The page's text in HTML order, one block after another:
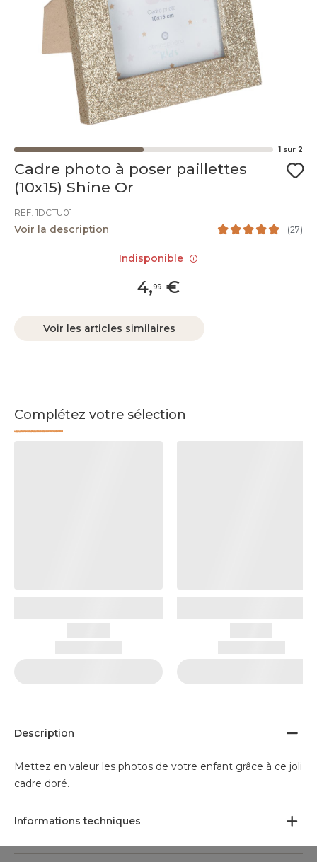
1 sur 2
Cadre photo à poser paillettes
(10x15) Shine Or
REF. 1DCTU01
Voir la description (27)
4,99 €
Voir les articles similaires
Complétez votre sélection
Description
Mettez en valeur les photos de votre enfant grâce à ce joli
cadre doré.
Informations techniques